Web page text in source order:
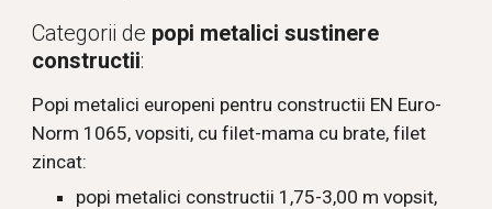
Categorii de popi metalici sustinere
constructii:
Popi metalici europeni pentru constructii EN Euro-
Norm 1065, vopsiti, cu filet-mama cu brate, filet
zincat:
popi metalici constructii 1,75-3,00 m vopsit,